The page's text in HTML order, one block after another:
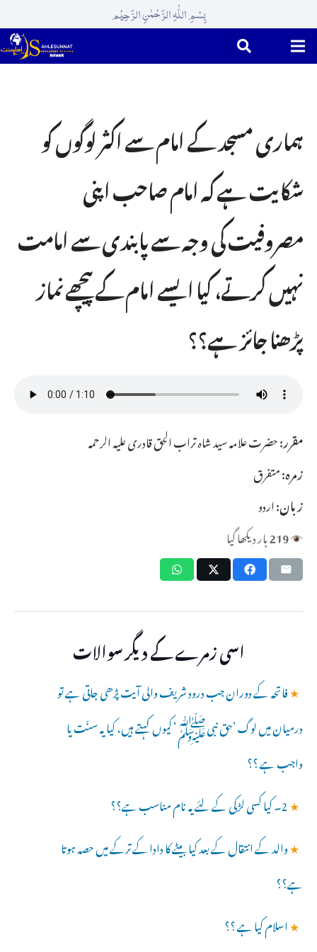
بِسْمِ اللّٰہِ الرَّحْمٰنِ الرَّحِیْم
ہماری مسجد کے امام سے اکثر لوگوں کو
شکایت ہے کہ امام صاحب اپنی
مصروفیت کی وجہ سے پابندی سے امامت
نہیں کرتے، کیا ایسے امام کے پیچھے نماز
پڑھنا جائز ہے؟؟
مقرر:حضرت علامہ سید شاہ تراب الحق قادری علیہ الرحمہ
زمرہ:متفرق
زبان:اردو
219بار دیکھا گیا
اسی زمرے کے دیگر سوالات
★فاتحہ کے دوران جب درود شریف والی آیت پڑھی جاتی ہے تو
درمیان میں لوگ ’حق نبیﷺ‘ کیوں کہتے ہیں، کیا یہ سنّت یا
واجب ہے ؟؟
★2۔ کیا کسی لڑکی کے لئے یہ نام مناسب ہے؟؟
★والد کے انتقال کے بعد کیا بیٹے کا دادا کے ترکے میں حصہ ہوتا
ہے؟؟
★اسلام کیا ہے ؟؟